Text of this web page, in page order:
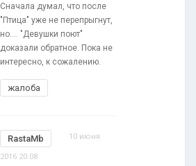
Сначала думал, что после
"Птица" уже не перепрыгнут,
но.... "Девушки поют"
доказали обратное. Пока не
интересно, к сожалению.
жалоба
RastaMb 10 июня
2016 20:08